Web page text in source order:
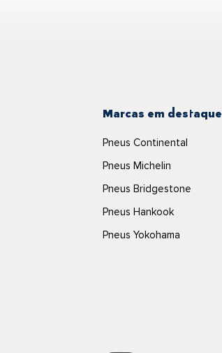
Marcas em destaque
Pneus Continental
Pneus Michelin
Pneus Bridgestone
Pneus Hankook
Pneus Yokohama